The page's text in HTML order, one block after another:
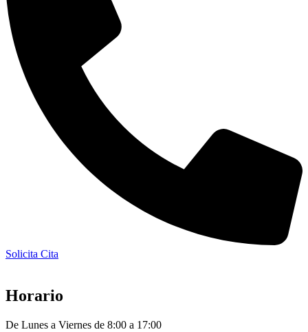
Solicita Cita
Horario
De Lunes a Viernes de 8:00 a 17:00